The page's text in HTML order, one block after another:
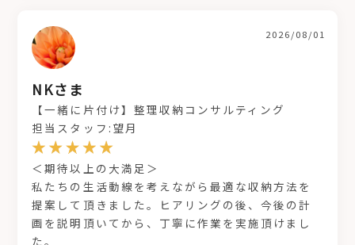
NKさま
2026/08/01
【一緒に片付け】整理収納コンサルティング
担当スタッフ:望月
＜期待以上の大満足＞
私たちの生活動線を考えながら最適な収納方法を
提案して頂きました。ヒアリングの後、今後の計
画を説明頂いてから、丁寧に作業を実施頂けまし
た。